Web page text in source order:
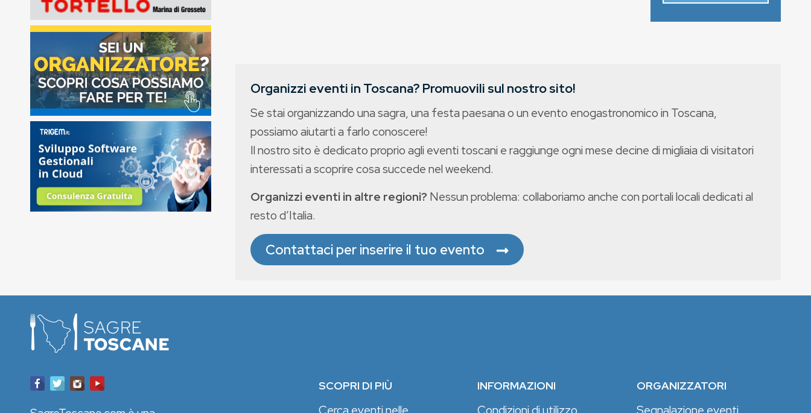
Organizzi eventi in Toscana? Promuovili sul nostro sito!
Se stai organizzando una sagra, una festa paesana o un evento enogastronomico in Toscana,
possiamo aiutarti a farlo conoscere!
Il nostro sito è dedicato proprio agli eventi toscani e raggiunge ogni mese decine di migliaia di visitatori
interessati a scoprire cosa succede nel weekend.
Organizzi eventi in altre regioni? Nessun problema: collaboriamo anche con portali locali dedicati al
resto d’Italia.
Contattaci per inserire il tuo evento
SCOPRI DI PIÙ INFORMAZIONI ORGANIZZATORI